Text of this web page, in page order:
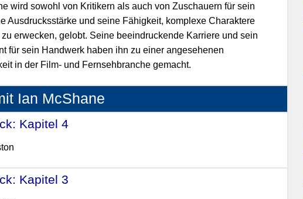
wird sowohl von Kritikern als auch von Zuschauern für sein
Ausdrucksstärke und seine Fähigkeit, komplexe Charaktere
erwecken, gelobt. Seine beeindruckende Karriere und sein
für sein Handwerk haben ihn zu einer angesehenen
in der Film- und Fernsehbranche gemacht.
Ian McShane
Kapitel 4
Kapitel 3